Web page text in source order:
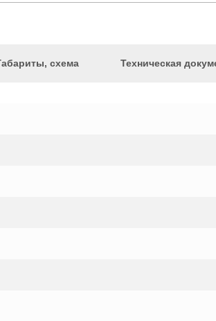
схема Техническая